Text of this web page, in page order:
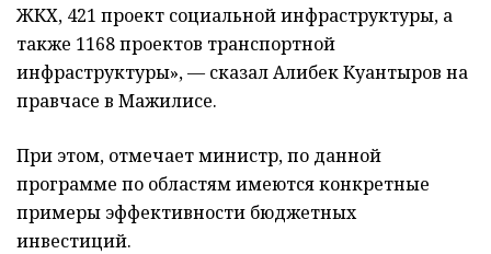
ЖКХ, 421 проект социальной инфраструктуры, а
также 1168 проектов транспортной
инфраструктуры», — сказал Алибек Куантыров на
правчасе в Мажилисе.
При этом, отмечает министр, по данной
программе по областям имеются конкретные
примеры эффективности бюджетных
инвестиций.